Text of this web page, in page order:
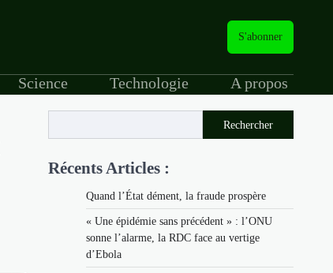
S'abonner
Science Technologie A propos
Rechercher
Récents Articles :
Quand l’État dément, la fraude prospère
« Une épidémie sans précédent » : l’ONU
sonne l’alarme, la RDC face au vertige
d’Ebola